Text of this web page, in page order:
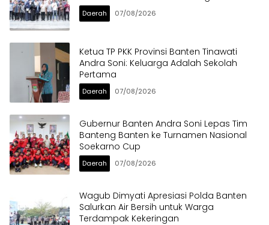
Daerah 07/08/2026
Ketua TP PKK Provinsi Banten Tinawati
Andra Soni: Keluarga Adalah Sekolah
Pertama
Daerah 07/08/2026
Gubernur Banten Andra Soni Lepas Tim
Banteng Banten ke Turnamen Nasional
Soekarno Cup
Daerah 07/08/2026
Wagub Dimyati Apresiasi Polda Banten
Salurkan Air Bersih untuk Warga
Terdampak Kekeringan